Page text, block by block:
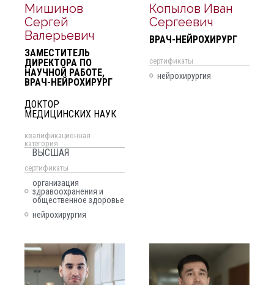
Мишинов
Сергей
Валерьевич
ЗАМЕСТИТЕЛЬ
ДИРЕКТОРА ПО
НАУЧНОЙ РАБОТЕ,
ВРАЧ-НЕЙРОХИРУРГ
ДОКТОР
МЕДИЦИНСКИХ НАУК
квалификационная
категория
ВЫСШАЯ
cертификаты
организация
здравоохранения и
общественное здоровье
нейрохирургия
Копылов Иван
Сергеевич
ВРАЧ-НЕЙРОХИРУРГ
cертификаты
нейрохирургия